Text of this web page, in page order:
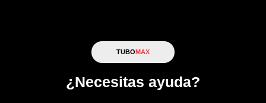
TUBOMAX
¿Necesitas ayuda?